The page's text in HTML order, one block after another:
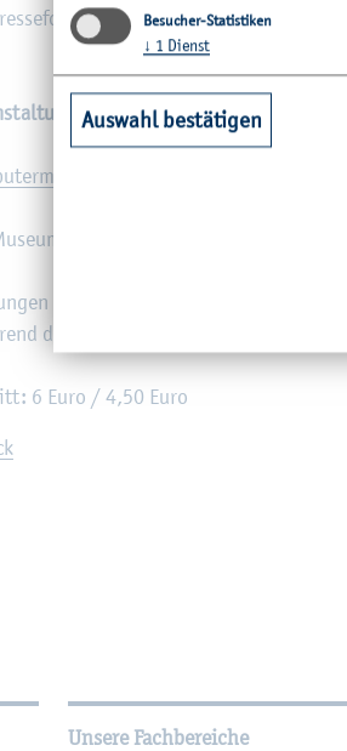
zum kos­ten­lo­sen Down­load
ist frei­tags von 17 bis 20 Uhr
von
der re­gu­lä­ren Öff­nungs­zeit)
6 Euro / 4,50 Euro
Unsere Fachbereiche
Besucher-Statistiken
↓ 1 Dienst
Auswahl bestätigen